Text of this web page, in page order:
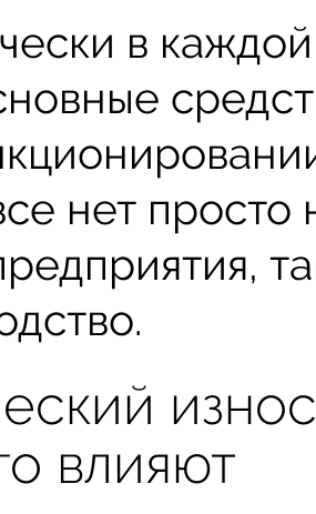
в
нет
влияют